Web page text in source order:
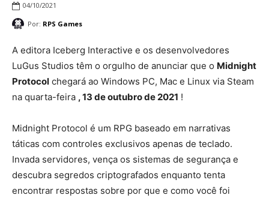
04/10/2021
Por: RPS Games
A editora Iceberg Interactive e os desenvolvedores
LuGus Studios têm o orgulho de anunciar que o Midnight
Protocol chegará ao Windows PC, Mac e Linux via Steam
na quarta-feira , 13 de outubro de 2021 !
Midnight Protocol é um RPG baseado em narrativas
táticas com controles exclusivos apenas de teclado.
Invada servidores, vença os sistemas de segurança e
descubra segredos criptografados enquanto tenta
encontrar respostas sobre por que e como você foi